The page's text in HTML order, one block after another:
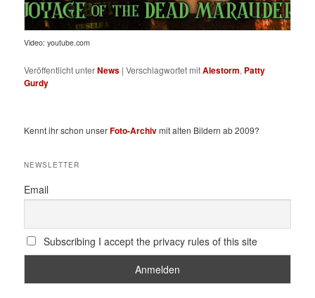
Video: youtube.com
Veröffentlicht unterNews |Verschlagwortet mitAlestorm, Patty
Gurdy
Kennt ihr schon unserFoto-Archivmit alten Bildern ab 2009?
NEWSLETTER
Email
Subscribing I accept the privacy rules of this site